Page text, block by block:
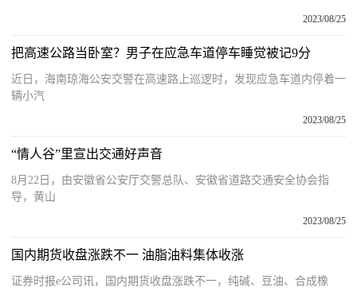
2023/08/25
把高速公路当卧室？男子在应急车道停车睡觉被记9分
近日，海南琼海公安交警在高速路上巡逻时，发现应急车道内停着一
辆小汽
2023/08/25
“情人谷”里宣出交通好声音
8月22日，由安徽省公安厅交警总队、安徽省道路交通安全协会指
导，黄山
2023/08/25
国内期货收盘涨跌不一 油脂油料集体收涨
证券时报e公司讯，国内期货收盘涨跌不一，纯碱、豆油、合成橡